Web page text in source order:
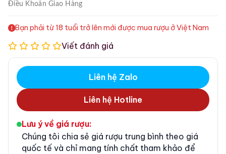
Điều KhoảnGiao Hàng
Bạn phải từ 18 tuổi trở lên mới được mua rượu ở Việt Nam
Viết đánh giá
Liên hệ Zalo
Liên hệ Hotline
Lưu ý về giá rượu:
Chúng tôi chia sẻ giá rượu trung bình theo giá
quốc tế và chỉ mang tính chất tham khảo để